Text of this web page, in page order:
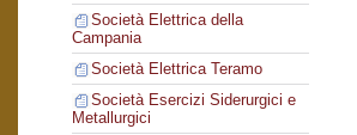
Società Elettrica della
Campania
Società Elettrica Teramo
Società Esercizi Siderurgici e
Metallurgici